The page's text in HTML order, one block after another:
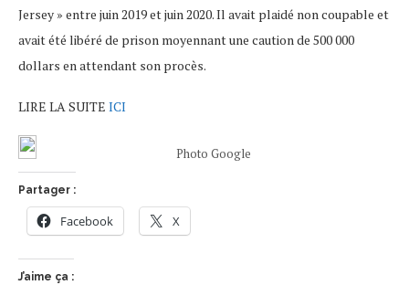
Jersey » entre juin 2019 et juin 2020. Il avait plaidé non coupable et
avait été libéré de prison moyennant une caution de 500 000
dollars en attendant son procès.
LIRE LA SUITE ICI
Photo Google
Partager :
Facebook X
J’aime ça :